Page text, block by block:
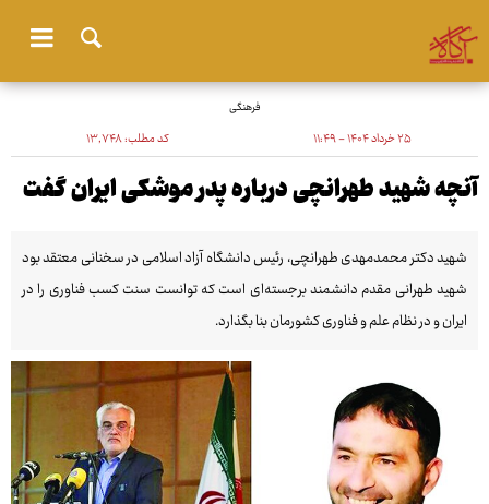
فرهنگی
۲۵ خرداد ۱۴۰۴ - ۱۱:۴۹ کد مطلب:۱۳٬۷۴۸
آنچه شهید طهرانچی درباره پدر موشکی ایران گفت
شهید دکتر محمدمهدی طهرانچی، رئیس دانشگاه آزاد اسلامی در سخنانی معتقد بود
شهید طهرانی مقدم دانشمند برجسته‌ای است که توانست سنت کسب فناوری را در
ایران و در نظام علم و فناوری کشورمان بنا بگذارد.